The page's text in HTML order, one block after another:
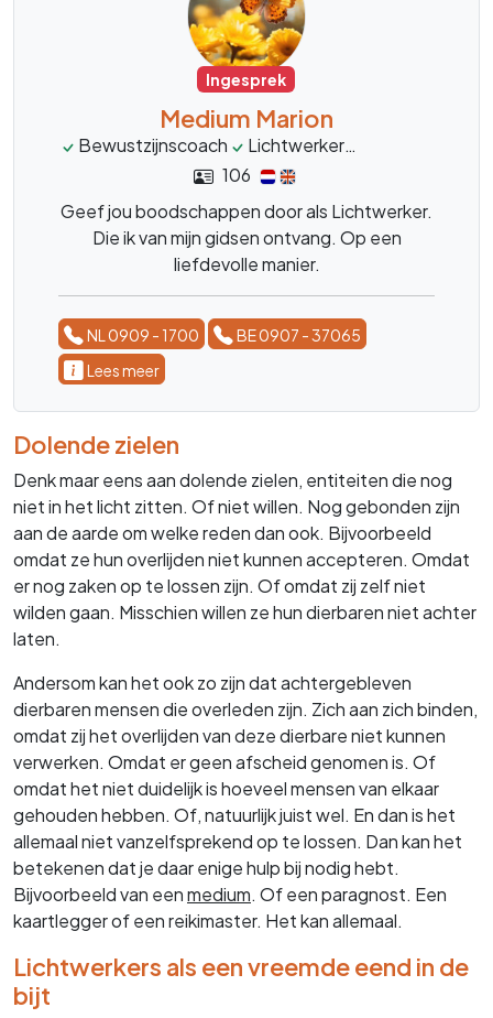
Ingesprek
Medium Marion
Bewustzijnscoach Lichtwerker
106
Geef jou boodschappen door als Lichtwerker.
Die ik van mijn gidsen ontvang. Op een
liefdevolle manier.
NL 0909 - 1700
BE 0907 - 37065
Lees meer
Dolende zielen
Denk maar eens aan dolende zielen, entiteiten die nog
niet in het licht zitten. Of niet willen. Nog gebonden zijn
aan de aarde om welke reden dan ook. Bijvoorbeeld
omdat ze hun overlijden niet kunnen accepteren. Omdat
er nog zaken op te lossen zijn. Of omdat zij zelf niet
wilden gaan. Misschien willen ze hun dierbaren niet achter
laten.
Andersom kan het ook zo zijn dat achtergebleven
dierbaren mensen die overleden zijn. Zich aan zich binden,
omdat zij het overlijden van deze dierbare niet kunnen
verwerken. Omdat er geen afscheid genomen is. Of
omdat het niet duidelijk is hoeveel mensen van elkaar
gehouden hebben. Of, natuurlijk juist wel. En dan is het
allemaal niet vanzelfsprekend op te lossen. Dan kan het
betekenen dat je daar enige hulp bij nodig hebt.
Bijvoorbeeld van eenmedium. Of een paragnost. Een
kaartlegger of een reikimaster. Het kan allemaal.
Lichtwerkers als een vreemde eend in de
bijt